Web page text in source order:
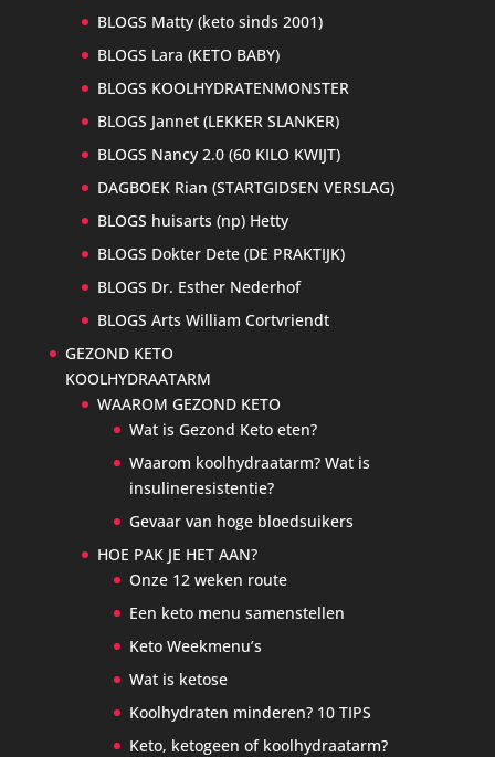
BLOGS Matty (keto sinds 2001)
BLOGS Lara (KETO BABY)
BLOGS KOOLHYDRATENMONSTER
BLOGS Jannet (LEKKER SLANKER)
BLOGS Nancy 2.0 (60 KILO KWIJT)
DAGBOEK Rian (STARTGIDSEN VERSLAG)
BLOGS huisarts (np) Hetty
BLOGS Dokter Dete (DE PRAKTIJK)
BLOGS Dr. Esther Nederhof
BLOGS Arts William Cortvriendt
GEZOND KETO
KOOLHYDRAATARM
WAAROM GEZOND KETO
Wat is Gezond Keto eten?
Waarom koolhydraatarm? Wat is
insulineresistentie?
Gevaar van hoge bloedsuikers
HOE PAK JE HET AAN?
Onze 12 weken route
Een keto menu samenstellen
Keto Weekmenu’s
Wat is ketose
Koolhydraten minderen? 10 TIPS
Keto, ketogeen of koolhydraatarm?